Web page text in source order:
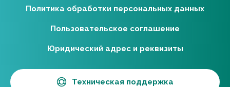
Политика обработки персональных данных
Пользовательское соглашение
Юридический адрес и реквизиты
Техническая поддержка